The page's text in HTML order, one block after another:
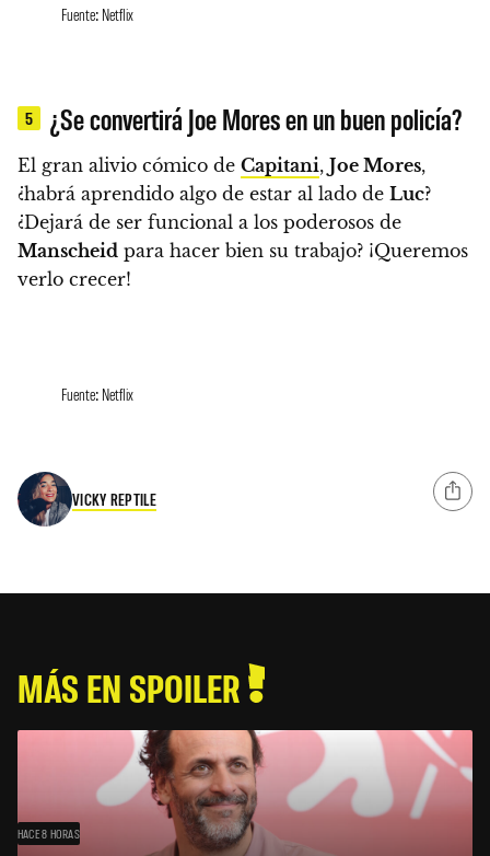
Fuente: Netflix
5 ¿Se convertirá Joe Mores en un buen policía?
El gran alivio cómico de Capitani, Joe Mores,
¿habrá aprendido algo de estar al lado de Luc?
¿Dejará de ser funcional a los poderosos de
Manscheid para hacer bien su trabajo? ¡Queremos
verlo crecer!
Fuente: Netflix
VICKY REPTILE
MÁS EN SPOILER
HACE 8 HORAS